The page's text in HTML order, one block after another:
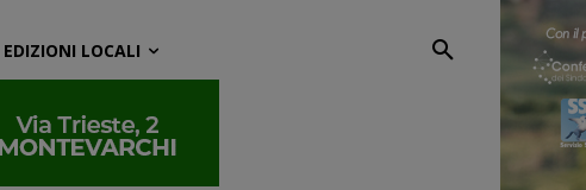
EDIZIONI LOCALI